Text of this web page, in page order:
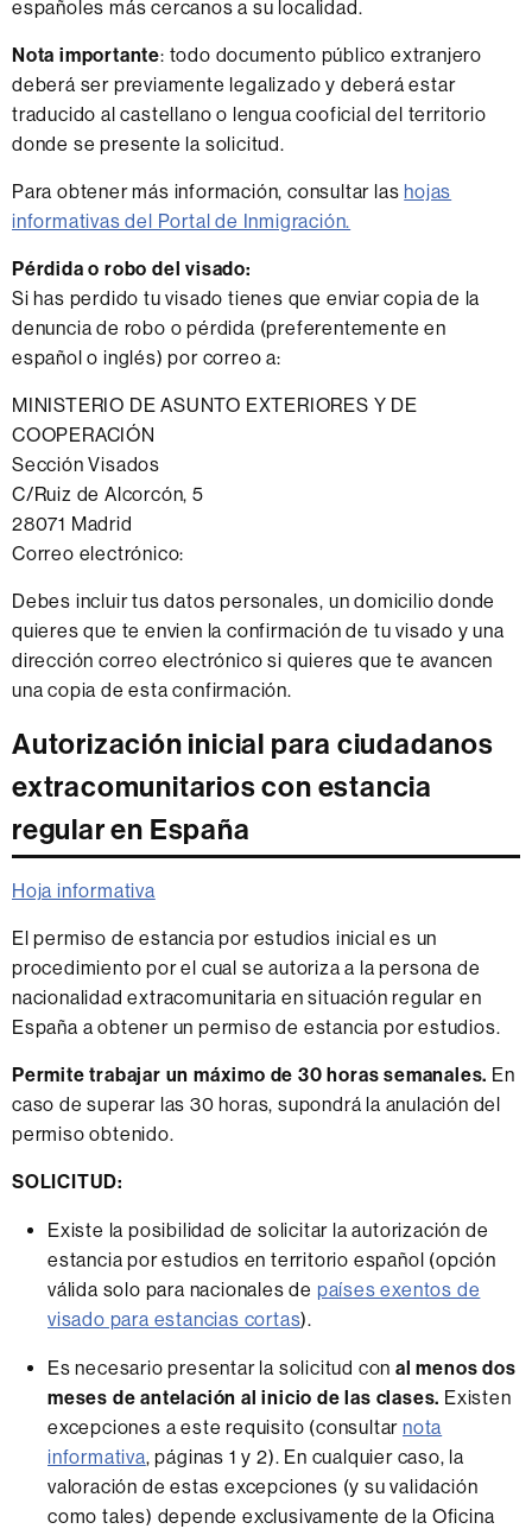
españoles más cercanos a su localidad.
Nota importante: todo documento público extranjero
deberá ser previamente legalizado y deberá estar
traducido al castellano o lengua cooficial del territorio
donde se presente la solicitud.
Para obtener más información, consultar lashojas
informativas del Portal de Inmigración.
Pérdida o robo del visado:
Si has perdido tu visado tienes que enviar copia de la
denuncia de robo o pérdida (preferentemente en
español o inglés) por correo a:
MINISTERIO DE ASUNTO EXTERIORES Y DE
COOPERACIÓN
Sección Visados
C/Ruiz de Alcorcón, 5
28071 Madrid
Correo electrónico:
Debes incluir tus datos personales, un domicilio donde
quieres que te envien la confirmación de tu visado y una
dirección correo electrónico si quieres que te avancen
una copia de esta confirmación.
Autorización inicial para ciudadanos
extracomunitarios con estancia
regular en España
Hoja informativa
El permiso de estancia por estudios inicial es un
procedimiento por el cual se autoriza a la persona de
nacionalidad extracomunitaria en situación regular en
España a obtener un permiso de estancia por estudios.
Permite trabajar un máximo de 30 horas semanales. En
caso de superar las 30 horas, supondrá la anulación del
permiso obtenido.
SOLICITUD:
Existe la posibilidad de solicitar la autorización de
estancia por estudios en territorio español (opción
válida solo para nacionales de países exentos de
visado para estancias cortas).
Es necesario presentar la solicitud con al menos dos
meses de antelación al inicio de las clases. Existen
excepciones a este requisito (consultar nota
informativa, páginas 1 y 2). En cualquier caso, la
valoración de estas excepciones (y su validación
como tales) depende exclusivamente de la Oficina